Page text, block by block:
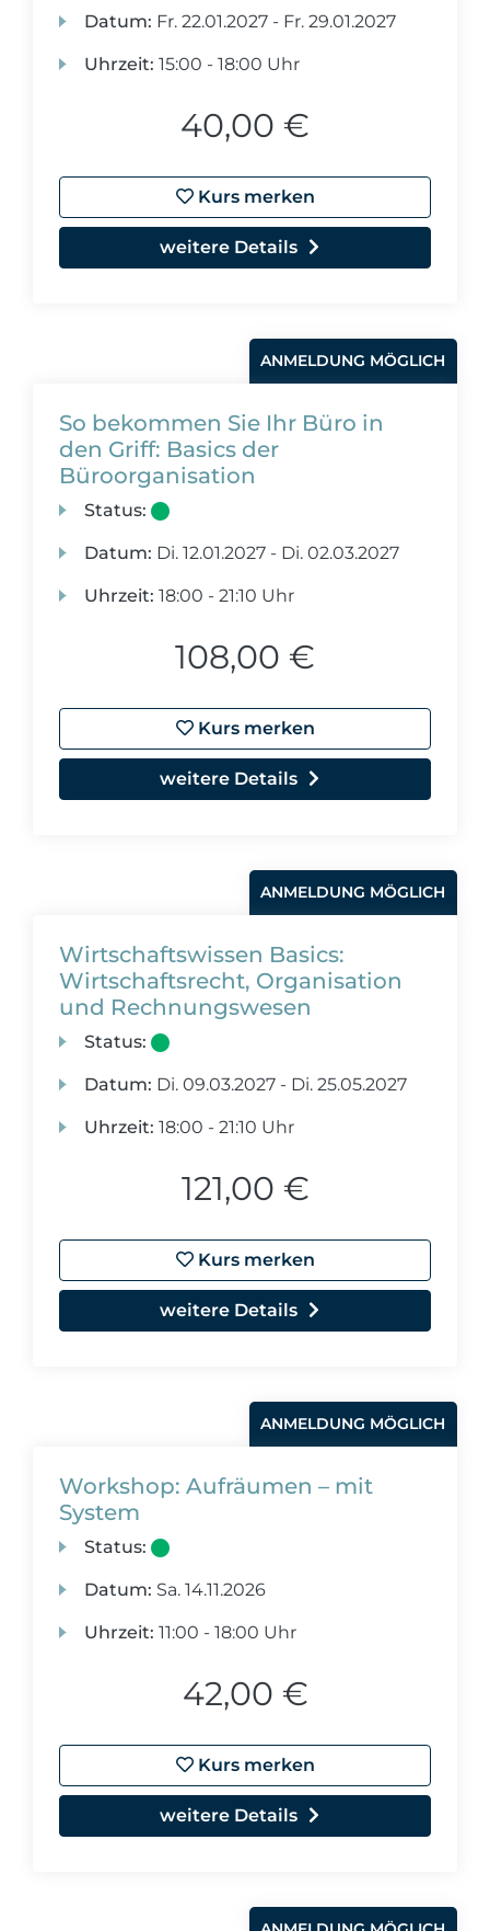
Datum: Fr. 22.01.2027 - Fr. 29.01.2027
Uhrzeit: 15:00 - 18:00 Uhr
40,00 €
Kurs merken
weitere Details
ANMELDUNG MÖGLICH
So bekommen Sie Ihr Büro in
den Griff: Basics der
Büroorganisation
Status:
Datum: Di. 12.01.2027 - Di. 02.03.2027
Uhrzeit: 18:00 - 21:10 Uhr
108,00 €
Kurs merken
weitere Details
ANMELDUNG MÖGLICH
Wirtschaftswissen Basics:
Wirtschaftsrecht, Organisation
und Rechnungswesen
Status:
Datum: Di. 09.03.2027 - Di. 25.05.2027
Uhrzeit: 18:00 - 21:10 Uhr
121,00 €
Kurs merken
weitere Details
ANMELDUNG MÖGLICH
Workshop: Aufräumen – mit
System
Status:
Datum: Sa. 14.11.2026
Uhrzeit: 11:00 - 18:00 Uhr
42,00 €
Kurs merken
weitere Details